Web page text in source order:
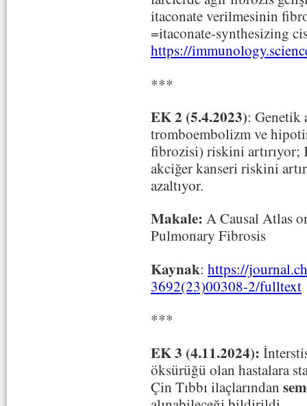
itaconate verilmesinin
=itaconate-synthesizing
https://
***
EK 2 (5.4.2023): Genetik
tromboembolizm ve
fibrozisi) riskini artırıyor;
akciğer kanseri riskini
azaltıyor.
Makale: A Causal Atlas
Pulmonary Fibrosis
Kaynak: https://
3692(23)00308-2/fulltext
***
EK 3 (4.11.2024):
öksürüğü olan hastalara
Çin Tıbbı ilaçlarından